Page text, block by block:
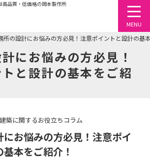
高品質・低価格の岡本製作所
所の設計にお悩みの方必見！注意ポイントと設計の基
MENU
にお悩みの方必見！
と設計の基本をご紹
築に関するお役立ちコラム
お悩みの方必見！注意ポイ
本をご紹介！